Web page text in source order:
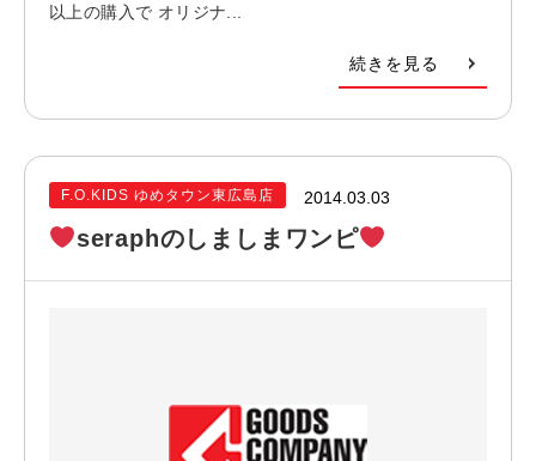
以上の購入で オリジナ...
続きを見る
F.O.KIDS ゆめタウン東広島店 2014.03.03
seraphのしましまワンピ